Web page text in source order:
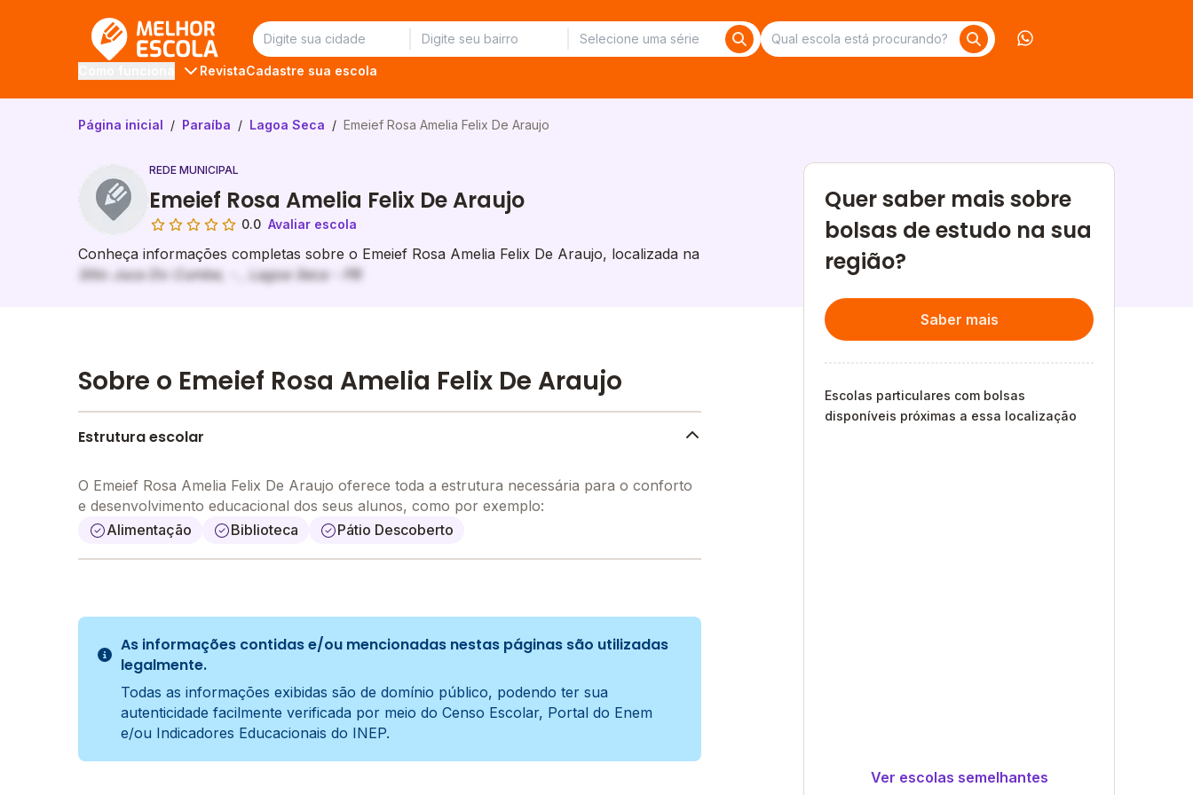
RevistaCadastre sua escola
Página inicial / Paraíba / Lagoa Seca / Emeief Rosa Amelia Felix De Araujo
REDE MUNICIPAL
Emeief Rosa Amelia Felix De Araujo
0.0 Avaliar escola
Conheça informações completas sobre o Emeief Rosa Amelia Felix De Araujo, localizada na
Sitio Juca Do Cumbe, - , Lagoa Seca - PB
Quer saber mais sobre
bolsas de estudo na sua
região?
Saber mais
Escolas particulares com bolsas
disponíveis próximas a essa localização
Ver escolas semelhantes
Sobre o Emeief Rosa Amelia Felix De Araujo
Estrutura escolar
O Emeief Rosa Amelia Felix De Araujo oferece toda a estrutura necessária para o conforto
e desenvolvimento educacional dos seus alunos, como por exemplo:
Alimentação
Biblioteca Pátio Descoberto
As informações contidas e/ou mencionadas nestas páginas são utilizadas
legalmente.
Todas as informações exibidas são de domínio público, podendo ter sua
autenticidade facilmente verificada por meio do Censo Escolar, Portal do Enem
e/ou Indicadores Educacionais do INEP.